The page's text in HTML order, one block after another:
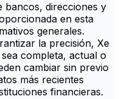
bancos, direcciones y
en esta
generales.
la precisión, Xe
completa, actual o
cambiar sin previo
más recientes
financieras.